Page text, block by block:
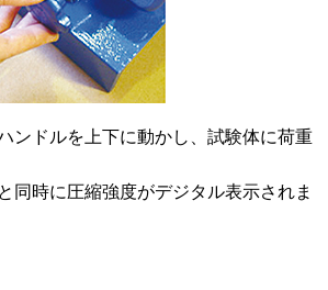
ンドルを上下に動かし、試験体に荷重
同時に圧縮強度がデジタル表示されま